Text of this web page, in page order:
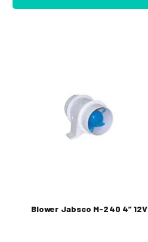
Blower Jabsco M-240 4” 12V